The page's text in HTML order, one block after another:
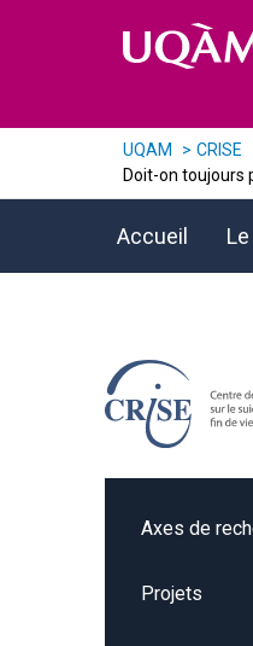
UQAM
CRISE
Doit-on toujours
Accueil
Axes de
Projets